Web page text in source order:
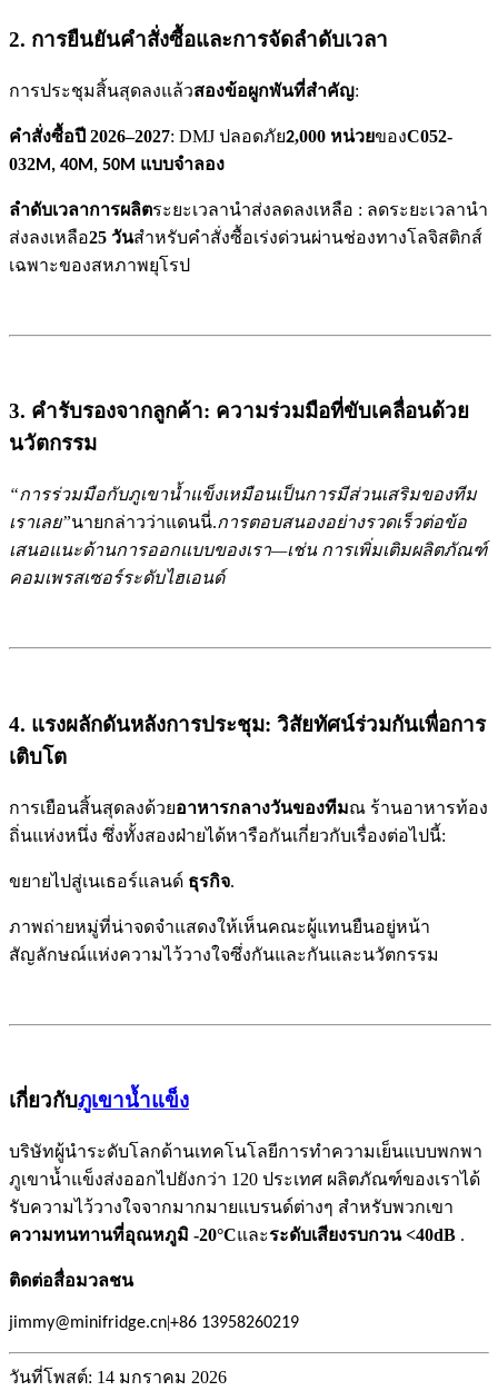
2. การยืนยันคำสั่งซื้อและการจัดลำดับเวลา
การประชุมสิ้นสุดลงแล้วสองข้อผูกพันที่สำคัญ:
คำสั่งซื้อปี 2026–2027: DMJ ปลอดภัย2,000 หน่วยของC052-
032M, 40M, 50M แบบจำลอง
ลำดับเวลาการผลิตระยะเวลานำส่งลดลงเหลือ : ลดระยะเวลานำ
ส่งลงเหลือ25 วันสำหรับคำสั่งซื้อเร่งด่วนผ่านช่องทางโลจิสติกส์
เฉพาะของสหภาพยุโรป
3. คำรับรองจากลูกค้า: ความร่วมมือที่ขับเคลื่อนด้วย
นวัตกรรม
“การร่วมมือกับภูเขาน้ำแข็งเหมือนเป็นการมีส่วนเสริมของทีม
เราเลย”นายกล่าวว่าแดนนี่.การตอบสนองอย่างรวดเร็วต่อข้อ
เสนอแนะด้านการออกแบบของเรา—เช่น การเพิ่มเติมผลิตภัณฑ์
คอมเพรสเซอร์ระดับไฮเอนด์
4. แรงผลักดันหลังการประชุม: วิสัยทัศน์ร่วมกันเพื่อการ
เติบโต
การเยือนสิ้นสุดลงด้วยอาหารกลางวันของทีมณ ร้านอาหารท้อง
ถิ่นแห่งหนึ่ง ซึ่งทั้งสองฝ่ายได้หารือกันเกี่ยวกับเรื่องต่อไปนี้:
ขยายไปสู่เนเธอร์แลนด์ ธุรกิจ.
ภาพถ่ายหมู่ที่น่าจดจำแสดงให้เห็นคณะผู้แทนยืนอยู่หน้า
สัญลักษณ์แห่งความไว้วางใจซึ่งกันและกันและนวัตกรรม
เกี่ยวกับภูเขาน้ำแข็ง
บริษัทผู้นำระดับโลกด้านเทคโนโลยีการทำความเย็นแบบพกพา
ภูเขาน้ำแข็งส่งออกไปยังกว่า 120 ประเทศ ผลิตภัณฑ์ของเราได้
รับความไว้วางใจจากมากมายแบรนด์ต่างๆ สำหรับพวกเขา
ความทนทานที่อุณหภูมิ -20°Cและระดับเสียงรบกวน <40dB ​ .
ติดต่อสื่อมวลชน
jimmy@minifridge.cn|+86 13958260219
วันที่โพสต์: 14 มกราคม 2026